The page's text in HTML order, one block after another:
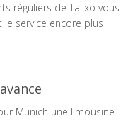
réguliers de Talixo vous
le service encore plus
Munich une limousine